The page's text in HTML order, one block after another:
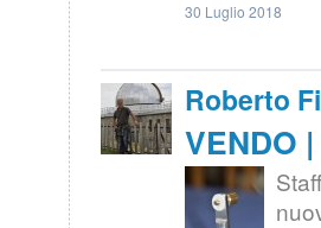
30 Luglio 2018
Roberto
VENDO